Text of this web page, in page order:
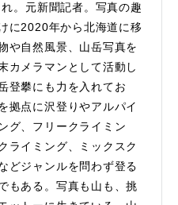
。元新聞記者。写真の趣
に2020年から北海道に移
や自然風景、山岳写真を
カメラマンとして活動し
登攀にも力を入れてお
拠点に沢登りやアルパイ
グ、フリークライミン
ライミング、ミックスク
どジャンルを問わず登る
もある。写真も山も、挑